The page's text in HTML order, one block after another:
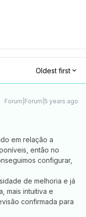
Oldest first
Forum|Forum|5 years ago
em relação a
então no
configurar,
de melhoria e já
mais intuitiva e
confirmada para